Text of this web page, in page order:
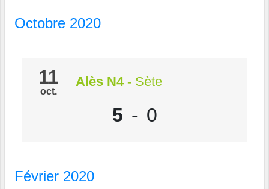
Octobre 2020
11
oct.
Alès N4- Sète
5 - 0
Février 2020